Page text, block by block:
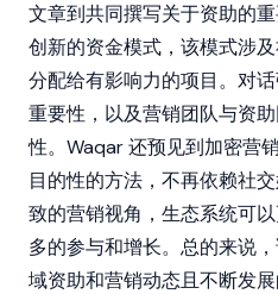
文章到共同撰写关于资助的
创新的资金模式，该模式涉
分配给有影响力的项目。对
重要性，以及营销团队与资
性。Waqar 还预见到加密营
目的性的方法，不再依赖社
致的营销视角，生态系统可
多的参与和增长。总的来说
域资助和营销动态且不断发展